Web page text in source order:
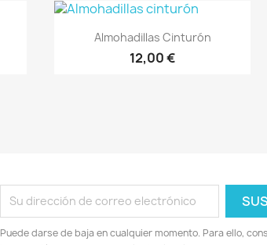
Vista rápida
Almohadillas Cinturón
12,00 €
Puede darse de baja en cualquier momento. Para ello,